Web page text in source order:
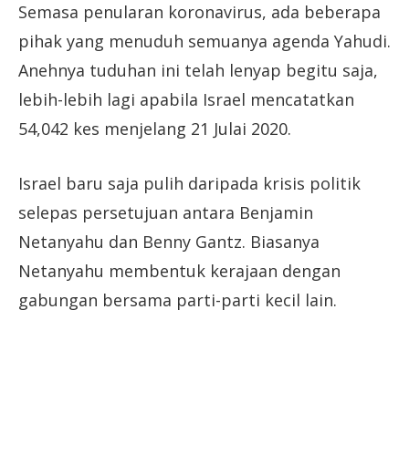
Semasa penularan koronavirus, ada beberapa
pihak yang menuduh semuanya agenda Yahudi.
Anehnya tuduhan ini telah lenyap begitu saja,
lebih-lebih lagi apabila Israel mencatatkan
54,042 kes menjelang 21 Julai 2020.
Israel baru saja pulih daripada krisis politik
selepas persetujuan antara Benjamin
Netanyahu dan Benny Gantz. Biasanya
Netanyahu membentuk kerajaan dengan
gabungan bersama parti-parti kecil lain.